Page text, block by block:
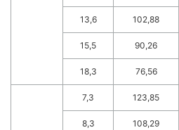
13,6 102,88
15,5 90,26
18,3 76,56
7,3 123,85
8,3 108,29